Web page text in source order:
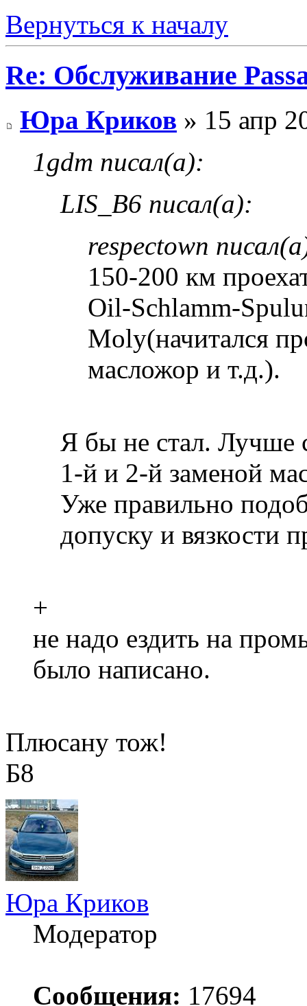
Вернуться к началу
Re: Обслуживание
Юра Криков » 15 апр
1gdm писал(а):
LIS_B6 писал(а):
respectown
150-200 км
Oil-Schlamm-
Moly(начитался
масложор и т.д.).
Я бы не стал. Лучше
1-й и 2-й заменой
Уже правильно
допуску и вязкости
+
не надо ездить на
было написано.
Плюсану тож!
Б8
Юра Криков
Модератор
Сообщения: 17694